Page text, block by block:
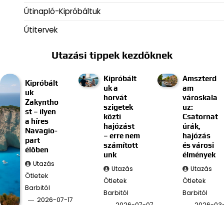
Útinapló-Kipróbáltuk
Útitervek
Utazási tippek kezdőknek
Kipróbált
uk
Zakyntho
st – ilyen
a híres
Navagio-
part
élőben
Utazás
Ötletek
Barbitól
2026-07-17
Kipróbált
uk a
horvát
szigetek
közti
hajózást
– erre nem
számított
unk
Utazás
Ötletek
Barbitól
Amszterd
am
városkala
uz:
Csatornat
úrák,
hajózás
és városi
élmények
Utazás
Ötletek
Barbitól